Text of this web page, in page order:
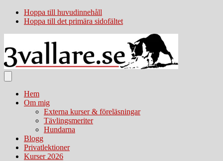
Hoppa till huvudinnehåll
Hoppa till det primära sidofältet
Hem
Om mig
Externa kurser & föreläsningar
Tävlingsmeriter
Hundarna
Blogg
Privatlektioner
Kurser 2026